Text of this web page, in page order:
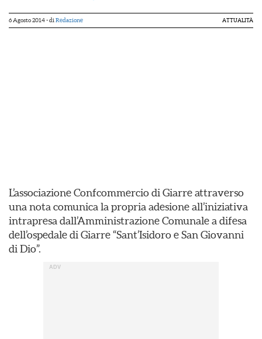
6 Agosto 2014- di Redazione ATTUALITÀ
L’associazione Confcommercio di Giarre attraverso
una nota comunica la propria adesione all’iniziativa
intrapresa dall’Amministrazione Comunale a difesa
dell’ospedale di Giarre “Sant’Isidoro e San Giovanni
di Dio”.